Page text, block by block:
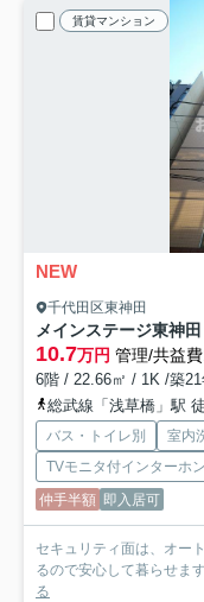
賃貸マンション
NEW
千代田区東神田
10.7万円 管理/共益
6階 / 22.66㎡ / 1K /築
総武線「浅草橋」駅
バス・トイレ別 室内
TVモニタ付インターホン
仲手半額 即入居可
セキュリティ面は、オー
るので安心して暮らせま
る